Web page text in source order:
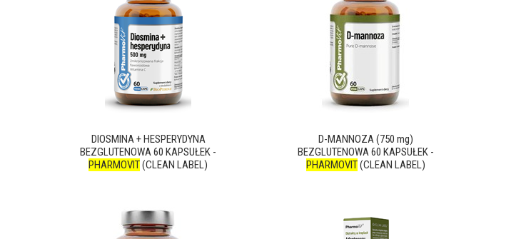
DIOSMINA + HESPERYDYNA
BEZGLUTENOWA 60 KAPSUŁEK -
PHARMOVIT(CLEAN LABEL)
D-MANNOZA (750 mg)
BEZGLUTENOWA 60 KAPSUŁEK -
PHARMOVIT(CLEAN LABEL)